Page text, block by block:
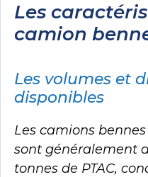
Les
camion
Les volumes et
disponibles
Les camions
sont généralement
tonnes de PTAC,